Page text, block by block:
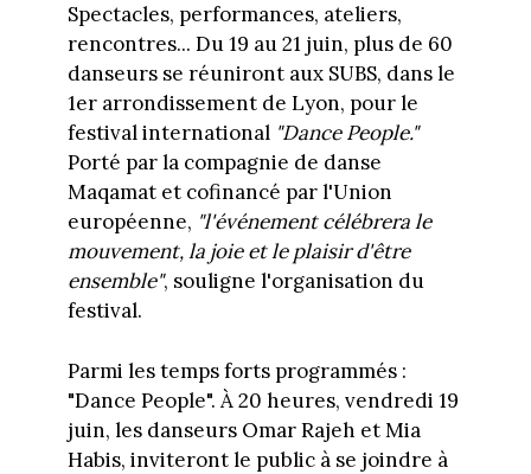
Spectacles, performances, ateliers,
rencontres... Du 19 au 21 juin, plus de 60
danseurs se réuniront aux SUBS, dans le
1er arrondissement de Lyon, pour le
festival international "Dance People."
Porté par la compagnie de danse
Maqamat et cofinancé par l'Union
européenne, "l'événement célébrera le
mouvement, la joie et le plaisir d'être
ensemble", souligne l'organisation du
festival.
Parmi les temps forts programmés :
"Dance People". À 20 heures, vendredi 19
juin, les danseurs Omar Rajeh et Mia
Habis, inviteront le public à se joindre à